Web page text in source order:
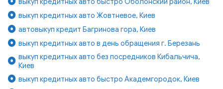
выкуп кредитных авто Жовтневое, Киев
автовыкуп кредит Багринова гора, Киев
выкуп кредитных авто в день обращения г. Березань
выкуп кредитных авто без посредников Кибальчича,
Киев
выкуп кредитных авто быстро Академгородок, Киев